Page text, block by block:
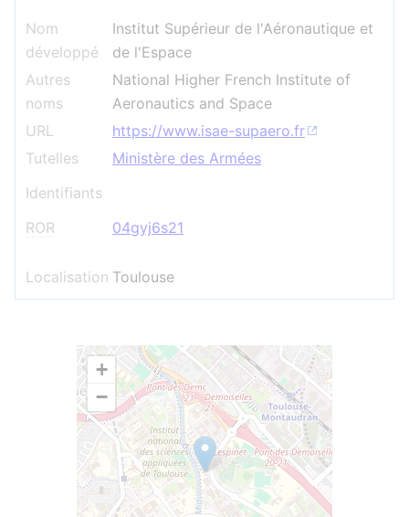
Nom
développé
Institut Supérieur de l'Aéronautique et
de l'Espace
Autres
noms
National Higher French Institute of
Aeronautics and Space
URL
https://www.isae-supaero.fr
Tutelles
Ministère des Armées
Identifiants
ROR
04gyj6s21
Localisation Toulouse
+
−